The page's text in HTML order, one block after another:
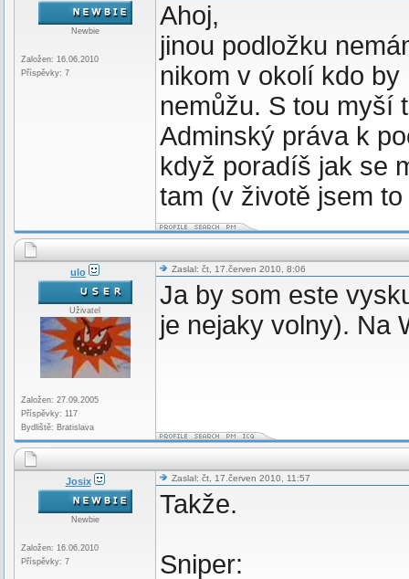
Newbie
Založen: 16.06.2010
Příspěvky: 7
Ahoj,
jinou podložku
nikom v okolí kdo
nemůžu. S tou myší
Adminský práva k
když poradíš jak se
tam (v životě jsem
ulo
Uživatel
Založen: 27.09.2005
Příspěvky: 117
Bydliště: Bratislava
Zaslal: čt, 17.červen 2010, 8:06
Ja by som este
je nejaky volny). Na
Josix
Newbie
Založen: 16.06.2010
Příspěvky: 7
Zaslal: čt, 17.červen 2010, 11:57
Takže.
Sniper: